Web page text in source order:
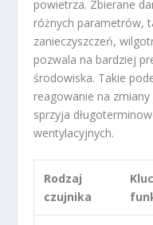
powietrza. Zbierane
różnych parametrów,
zanieczyszczeń,
pozwala na bardziej
środowiska. Takie
reagowanie na
sprzyja
wentylacyjnych.
Rodzaj
czujnika